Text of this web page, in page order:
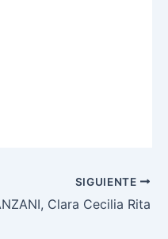
SIGUIENTE
Clara Cecilia Rita